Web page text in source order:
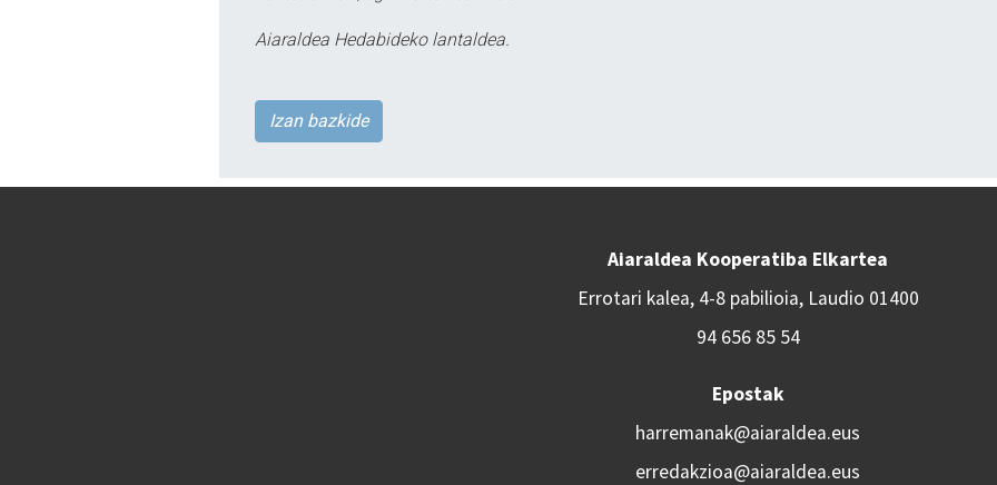
Aiaraldea Hedabideko lantaldea.
Izan bazkide
Aiaraldea Kooperatiba Elkartea
Errotari kalea, 4-8 pabilioia, Laudio 01400
94 656 85 54
Epostak
harremanak@aiaraldea.eus
erredakzioa@aiaraldea.eus